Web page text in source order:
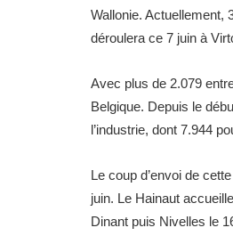
Wallonie. Actuellement,
déroulera ce 7 juin à
Avec plus de 2.079
Belgique. Depuis le
l’industrie, dont 7.944
Le coup d’envoi de
juin. Le Hainaut
Dinant puis Nivelles le